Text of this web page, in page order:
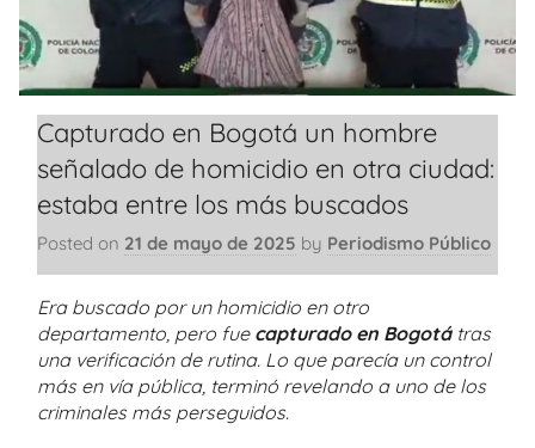
Capturado en Bogotá un hombre
señalado de homicidio en otra ciudad:
estaba entre los más buscados
Posted on 21 de mayo de 2025 by Periodismo Público
Era buscado por un homicidio en otro
departamento, pero fue capturado en Bogotátras
una verificación de rutina. Lo que parecía un control
más en vía pública, terminó revelando a uno de los
criminales más perseguidos.